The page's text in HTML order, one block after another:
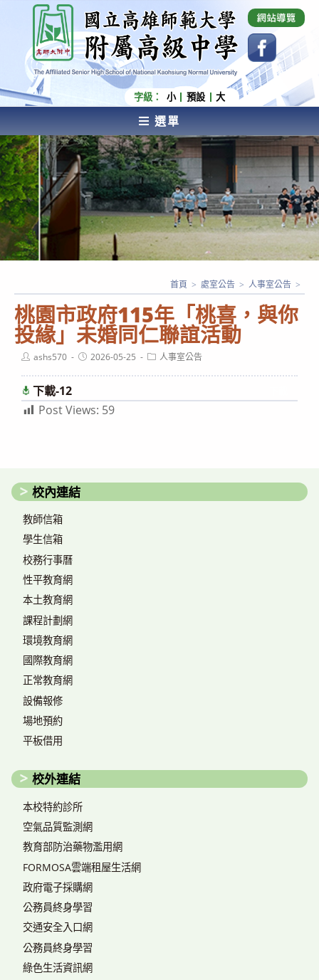
內
容
國立高雄師範大學附屬高級中學 Affiliated Senior
High School of National Kaohsiung Normal
University
字級： 小 預設 大
選單
AFFILIATED SENIOR HIGH SCHOOL OF NATIONAL
KAOHSIUNG NORMAL UNIVERSITY
桃園市政府115年「桃喜，與你
投緣」未婚同仁聯誼活動
首頁 > 處室公告 > 人事室公告 >
Postashs570
Post2026-05-25
Post人事室公告
下載-12
Post Views: 59
校內連結
教師信箱
學生信箱
校務行事曆
性平教育網
本土教育網
課程計劃網
環境教育網
國際教育網
正常教育網
設備報修
場地預約
平板借用
校外連結
本校特約診所
空氣品質監測網
教育部防治藥物濫用網
FORMOSA雲端租屋生活網
政府電子採購網
公務員終身學習
交通安全入口網
公務員終身學習
綠色生活資訊網